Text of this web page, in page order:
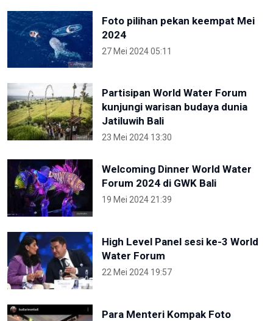
Foto pilihan pekan keempat Mei
2024
27 Mei 2024 05:11
Partisipan World Water Forum
kunjungi warisan budaya dunia
Jatiluwih Bali
23 Mei 2024 13:30
Welcoming Dinner World Water
Forum 2024 di GWK Bali
19 Mei 2024 21:39
High Level Panel sesi ke-3 World
Water Forum
22 Mei 2024 19:57
Para Menteri Kompak Foto